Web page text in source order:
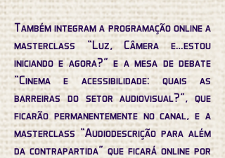
Também integram a programação online a
masterclass “Luz, Câmera e…estou
iniciando e agora?” e a mesa de debate
“Cinema e acessibilidade: quais as
barreiras do setor audiovisual?”, que
ficarão permanentemente no canal, e a
masterclass “Audiodescrição para além
da contrapartida” que ficará online por